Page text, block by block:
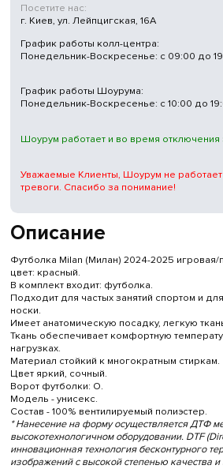
Описание
Футболка Milan (Милан) 2024-2025 игровая/
цвет: красный.
В комплект входит: футболка.
Подходит для частых занятий спортом и
носки.
Имеет анатомическую посадку, легкую
Ткань обеспечивает комфортную
нагрузках.
Материал стойкий к многократным стиркам.
Цвет яркий, сочный.
Ворот футболки: О.
Модель - унисекс.
Состав - 100% вентилируемый полиэстер.
* Нанесение на форму осуществляется ДТФ
высокотехнологичном оборудовании. DTF
инновационная технология бесконтурного
изображений с высокой степенью качества
Посетите нас:
г. Киев, ул. Лейпцигская, 16А
График работы колл-центра:
Понедельник-Воскресенье: с 09:00 до
График работы Шоурума:
Понедельник-Воскресенье: с 10:00 до
Шоурум работает и во время отключения
Уважаемые Клиенты, Шоурум не
тревоги. Спасибо за понимание!